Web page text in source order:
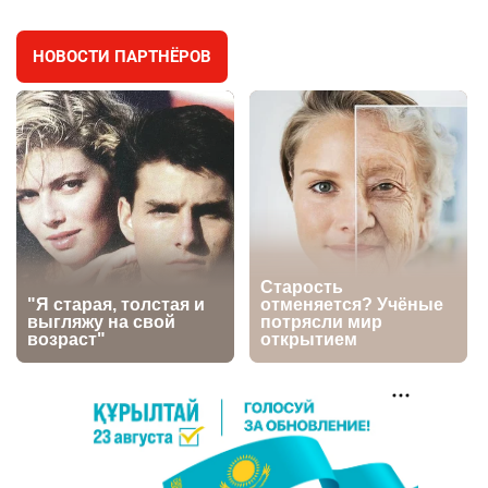
🐏 Скота больше, а мясо дороже. Почему в
Казахстане продолжают расти цены на
баранину и конину
2718
5
⚠️ Доброе утро, друзья! Предлагаем обзор
главных новостей за 4 августа
2813 0 1
6
🗣Глава государства направил телеграмму
соболезнования родным и близким Халық
қаһарманы Ивана Гапича
2786 2 42
🇫🇷 Клуб ПСЖ объявил об открытии своей
футбольной академии в Астане
2 40
НОВОСТИ ПАРТНЁРОВ